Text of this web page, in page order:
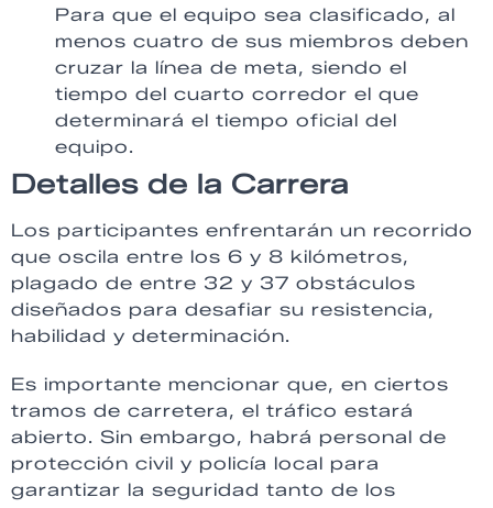
Para que el equipo sea clasificado, al
menos cuatro de sus miembros deben
cruzar la línea de meta, siendo el
tiempo del cuarto corredor el que
determinará el tiempo oficial del
equipo.
Detalles de la Carrera
Los participantes enfrentarán un recorrido
que oscila entre los 6 y 8 kilómetros,
plagado de entre 32 y 37 obstáculos
diseñados para desafiar su resistencia,
habilidad y determinación.
Es importante mencionar que, en ciertos
tramos de carretera, el tráfico estará
abierto. Sin embargo, habrá personal de
protección civil y policía local para
garantizar la seguridad tanto de los